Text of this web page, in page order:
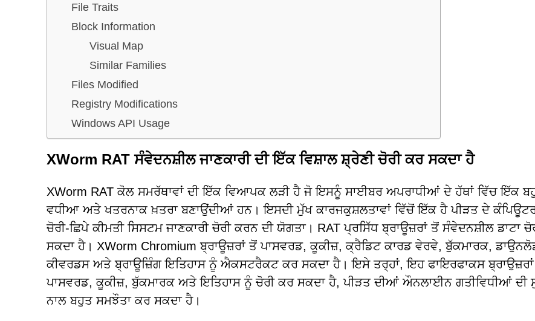
File Traits
Block Information
Visual Map
Similar Families
Files Modified
Registry Modifications
Windows API Usage
XWorm RAT ਸੰਵੇਦਨਸ਼ੀਲ ਜਾਣਕਾਰੀ ਦੀ ਇੱਕ ਵਿਸ਼ਾਲ ਸ਼੍ਰੇਣੀ ਚੋਰੀ ਕਰ ਸਕਦਾ ਹੈ
XWorm RAT ਕੋਲ ਸਮਰੱਥਾਵਾਂ ਦੀ ਇੱਕ ਵਿਆਪਕ ਲੜੀ ਹੈ ਜੋ ਇਸਨੂੰ ਸਾਈਬਰ ਅਪਰਾਧੀਆਂ ਦੇ ਹੱਥਾਂ ਵਿੱਚ ਇੱਕ
ਵਧੀਆ ਅਤੇ ਖਤਰਨਾਕ ਖ਼ਤਰਾ ਬਣਾਉਂਦੀਆਂ ਹਨ। ਇਸਦੀ ਮੁੱਖ ਕਾਰਜਕੁਸ਼ਲਤਾਵਾਂ ਵਿੱਚੋਂ ਇੱਕ ਹੈ ਪੀੜਤ ਦੇ
ਚੋਰੀ-ਛਿਪੇ ਕੀਮਤੀ ਸਿਸਟਮ ਜਾਣਕਾਰੀ ਚੋਰੀ ਕਰਨ ਦੀ ਯੋਗਤਾ। RAT ਪ੍ਰਸਿੱਧ ਬ੍ਰਾਊਜ਼ਰਾਂ ਤੋਂ ਸੰਵੇਦਨਸ਼ੀਲ ਡਾਟਾ
ਸਕਦਾ ਹੈ। XWorm Chromium ਬ੍ਰਾਊਜ਼ਰਾਂ ਤੋਂ ਪਾਸਵਰਡ, ਕੂਕੀਜ਼, ਕ੍ਰੈਡਿਟ ਕਾਰਡ ਵੇਰਵੇ, ਬੁੱਕਮਾਰਕ,
ਕੀਵਰਡਸ ਅਤੇ ਬ੍ਰਾਊਜ਼ਿੰਗ ਇਤਿਹਾਸ ਨੂੰ ਐਕਸਟਰੈਕਟ ਕਰ ਸਕਦਾ ਹੈ। ਇਸੇ ਤਰ੍ਹਾਂ, ਇਹ ਫਾਇਰਫਾਕਸ
ਪਾਸਵਰਡ, ਕੂਕੀਜ਼, ਬੁੱਕਮਾਰਕ ਅਤੇ ਇਤਿਹਾਸ ਨੂੰ ਚੋਰੀ ਕਰ ਸਕਦਾ ਹੈ, ਪੀੜਤ ਦੀਆਂ ਔਨਲਾਈਨ ਗਤੀਵਿਧੀਆਂ ਦੀ
ਨਾਲ ਬਹੁਤ ਸਮਝੌਤਾ ਕਰ ਸਕਦਾ ਹੈ।